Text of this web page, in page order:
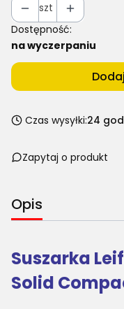
szt
Dostępność:
na wyczerpaniu
Czas wysyłki:24
Zapytaj o produkt
Opis
Suszarka
Solid